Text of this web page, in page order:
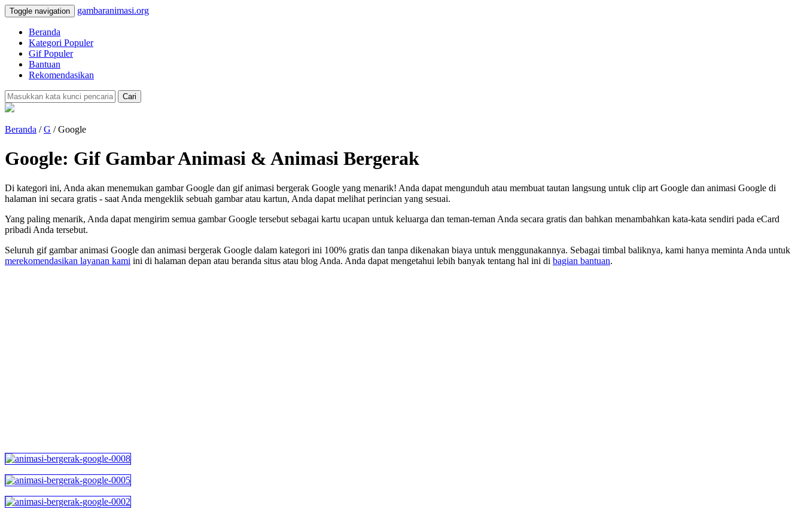
Toggle navigation gambaranimasi.org
Beranda
Kategori Populer
Gif Populer
Bantuan
Rekomendasikan
Cari
Beranda /G / Google
Google: Gif Gambar Animasi & Animasi Bergerak
Di kategori ini, Anda akan menemukan gambar Google dan gif animasi bergerak Google yang menarik! Anda dapat mengunduh atau membuat tautan langsung untuk clip art Google dan animasi Google di
halaman ini secara gratis - saat Anda mengeklik sebuah gambar atau kartun, Anda dapat melihat perincian yang sesuai.
Yang paling menarik, Anda dapat mengirim semua gambar Google tersebut sebagai kartu ucapan untuk keluarga dan teman-teman Anda secara gratis dan bahkan menambahkan kata-kata sendiri pada eCard
pribadi Anda tersebut.
Seluruh gif gambar animasi Google dan animasi bergerak Google dalam kategori ini 100% gratis dan tanpa dikenakan biaya untuk menggunakannya. Sebagai timbal baliknya, kami hanya meminta Anda untuk
merekomendasikan layanan kami ini di halaman depan atau beranda situs atau blog Anda. Anda dapat mengetahui lebih banyak tentang hal ini di bagian bantuan.